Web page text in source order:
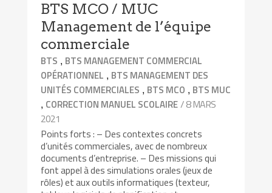
BTS MCO / MUC
Management de l’équipe
commerciale
BTS , BTS MANAGEMENT COMMERCIAL
OPÉRATIONNEL , BTS MANAGEMENT DES
UNITÉS COMMERCIALES , BTS MCO , BTS MUC
, CORRECTION MANUEL SCOLAIRE/ 8 MARS
2021
Points forts : – Des contextes concrets
d’unités commerciales, avec de nombreux
documents d’entreprise. – Des missions qui
font appel à des simulations orales (jeux de
rôles) et aux outils informatiques (texteur,